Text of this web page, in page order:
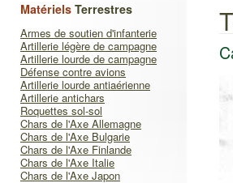
Matériels Terrestres
Armes de soutien d'infanterie
Artillerie légère de campagne
Artillerie lourde de campagne
Défense contre avions
Artillerie lourde antiaérienne
Artillerie antichars
Roquettes sol-sol
Chars de l'Axe Allemagne
Chars de l'Axe Bulgarie
Chars de l'Axe Finlande
Chars de l'Axe Italie
Chars de l'Axe Japon